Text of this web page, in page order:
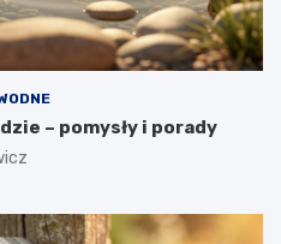
– pomysły i porady